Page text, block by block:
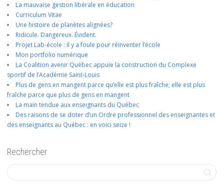
La mauvaise gestion libérale en éducation
Curriculum Vitae
Une histoire de planètes alignées?
Ridicule. Dangereux. Évident.
Projet Lab-école : il y a foule pour réinventer l’école
Mon portfolio numérique
La Coalition avenir Québec appuie la construction du Complexe
sportif de l’Académie Saint-Louis
Plus de gens en mangent parce qu’elle est plus fraîche; elle est plus
fraîche parce que plus de gens en mangent
La main tendue aux enseignants du Québec
Des raisons de se doter d’un Ordre professionnel des enseignantes et
des enseignants au Québec : en voici seize !
Rechercher